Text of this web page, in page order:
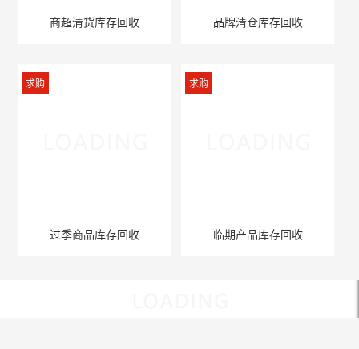
商超清货库存回收 品牌清仓库存回收
求购
过季商品库存回收
求购
临期产品库存回收